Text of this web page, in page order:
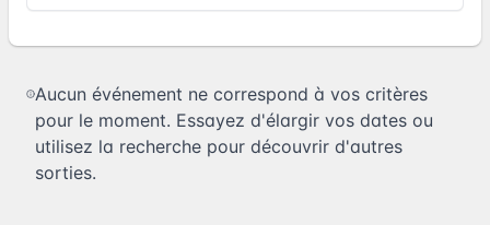
Aucun événement ne correspond à vos critères
pour le moment. Essayez d'élargir vos dates ou
utilisez la recherche pour découvrir d'autres
sorties.